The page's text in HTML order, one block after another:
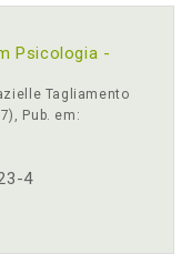
Psicologia -
Tagliamento
Pub. em:
4